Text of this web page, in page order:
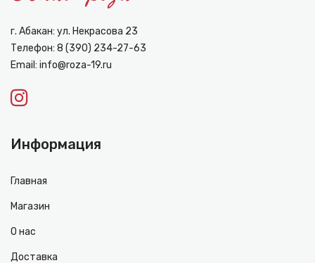
г. Абакан: ул. Некрасова 23
Телефон: 8 (390) 234-27-63
Email: info@roza-19.ru
Информация
Главная
Магазин
О нас
Доставка